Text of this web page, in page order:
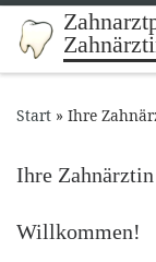
Zum Inhalt
Start » Ihre
Ihre
Willkommen!